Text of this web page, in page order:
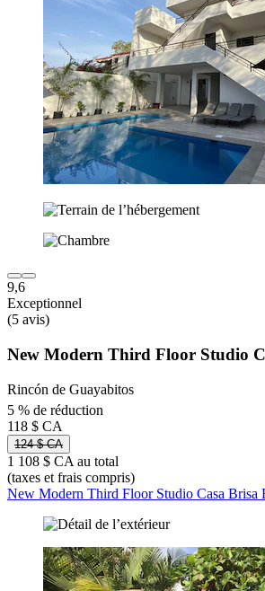
9,6
Exceptionnel
(5 avis)
New Modern Third Floor Studio
Rincón de Guayabitos
5 % de réduction
118 $ CA
124 $ CA
1 108 $ CA au total
(taxes et frais compris)
New Modern Third Floor Studio Casa Brisa